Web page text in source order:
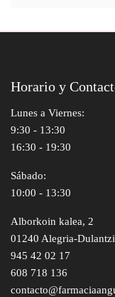
Horario y
Lunes a Viernes:
9:30 - 13:30
16:30 - 19:30
Sábado:
10:00 - 13:30
Alborkoin kalea, 2
01240 Alegria-
945 42 02 17
608 718 136